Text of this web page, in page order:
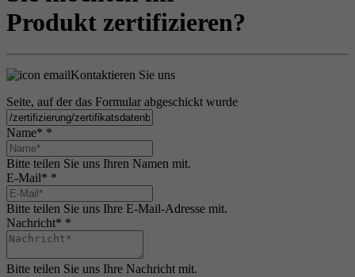
Produkt zertifizieren?
Kontaktieren Sie uns
Seite, auf der das Formular abgeschickt wurde
Name* *
Bitte teilen Sie uns Ihren Namen mit.
E-Mail* *
Bitte teilen Sie uns Ihre E-Mail-Adresse mit.
Nachricht* *
Bitte teilen Sie uns Ihre Nachricht mit.